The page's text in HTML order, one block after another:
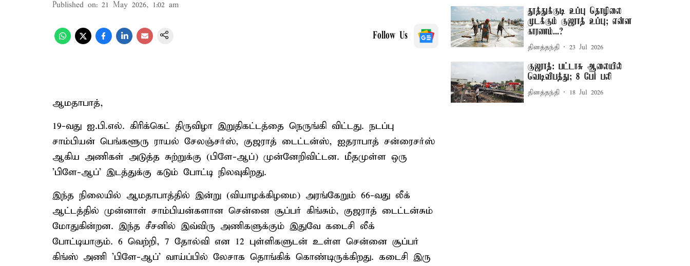
Published on: 21 May 2026, 1:02 am
Follow Us
ஆமதாபாத்,
19-வது ஐ.பி.எல். கிரிக்கெட் திருவிழா இறுதிகட்டத்தை நெருங்கி விட்டது. நடப்பு
சாம்பியன் பெங்களூரு ராயல் சேலஞ்சர்ஸ், குஜராத் டைட்டன்ஸ், ஐதராபாத் சன்ரைசர்ஸ்
ஆகிய அணிகள் அடுத்த சுற்றுக்கு (பிளே-ஆப்) முன்னேறிவிட்டன. மீதமுள்ள ஒரு
'பிளே-ஆப்' இடத்துக்கு கடும் போட்டி நிலவுகிறது.
இந்த நிலையில் ஆமதாபாத்தில் இன்று (வியாழக்கிழமை) அரங்கேறும் 66-வது லீக்
ஆட்டத்தில் முன்னாள் சாம்பியன்களான சென்னை சூப்பர் கிங்சும், குஜராத் டைட்டன்சும்
மோதுகின்றன. இந்த சீசனில் இவ்விரு அணிகளுக்கும் இதுவே கடைசி லீக்
போட்டியாகும். 6 வெற்றி, 7 தோல்வி என 12 புள்ளிகளுடன் உள்ள சென்னை சூப்பர்
கிங்ஸ் அணி 'பிளே-ஆப்' வாய்ப்பில் லேசாக தொங்கிக் கொண்டிருக்கிறது. கடைசி இரு
தூத்துக்குடி உப்பு தொழிலை
முடக்கும் குஜராத் உப்பு; என்ன
காரணம்...?
தினத்தந்தி 23 Jul 2026
குஜராத்: பட்டாசு ஆலையில்
வெடிவிபத்து; 8 பேர் பலி
தினத்தந்தி 18 Jul 2026